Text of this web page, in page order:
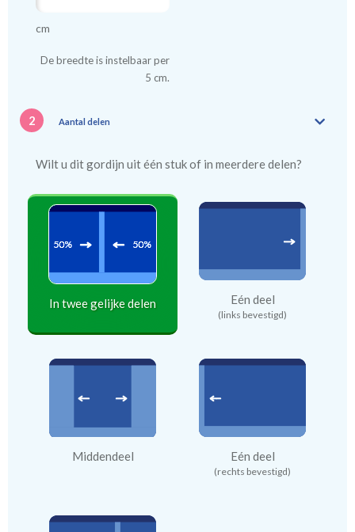
cm
De breedte is instelbaar per
5 cm.
2 Aantal delen
Wilt u dit gordijn uit één stuk of in meerdere delen?
In twee gelijke delen Eén deel
(links bevestigd)
Middendeel Eén deel
(rechts bevestigd)